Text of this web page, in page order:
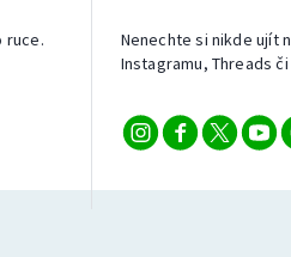
ruce.
Nenechte si nikde ujít
Instagramu, Threads